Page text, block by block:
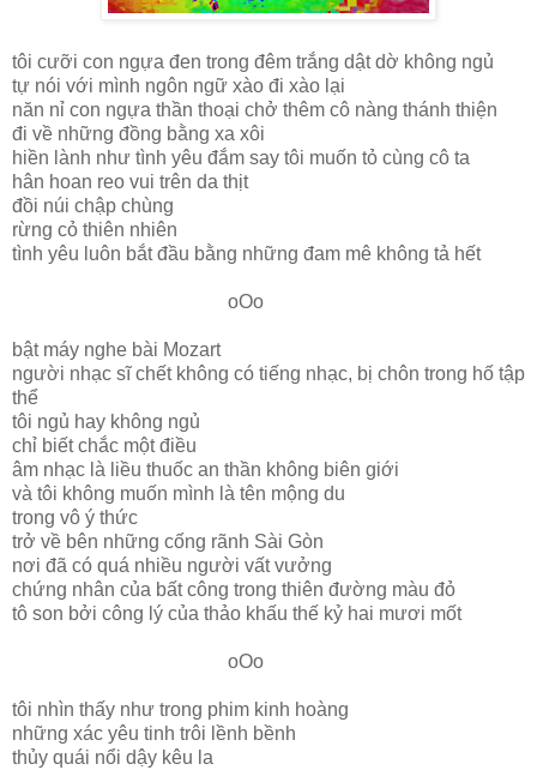
tôi cưỡi con ngựa đen trong đêm trắng dật dờ không ngủ
tự nói với mình ngôn ngữ xào đi xào lại
năn nỉ con ngựa thần thoại chở thêm cô nàng thánh thiện
đi về những đồng bằng xa xôi
hiền lành như tình yêu đắm say tôi muốn tỏ cùng cô ta
hân hoan reo vui trên da thịt
đồi núi chập chùng
rừng cỏ thiên nhiên
tình yêu luôn bắt đầu bằng những đam mê không tả hết
oOo
bật máy nghe bài Mozart
người nhạc sĩ chết không có tiếng nhạc, bị chôn trong hố tập
thể
tôi ngủ hay không ngủ
chỉ biết chắc một điều
âm nhạc là liều thuốc an thần không biên giới
và tôi không muốn mình là tên mộng du
trong vô ý thức
trở về bên những cống rãnh Sài Gòn
nơi đã có quá nhiều người vất vưởng
chứng nhân của bất công trong thiên đường màu đỏ
tô son bởi công lý của thảo khấu thế kỷ hai mươi mốt
oOo
tôi nhìn thấy như trong phim kinh hoàng
những xác yêu tinh trôi lềnh bềnh
thủy quái nổi dậy kêu la